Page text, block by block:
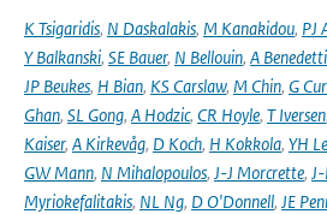
K Tsigaridis, N Daskalakis, M Kanakidou, PJ
Y Balkanski, SE Bauer, N Bellouin, A Benedetti
JP Beukes, H Bian, KS Carslaw, M Chin, G
Ghan, SL Gong, A Hodzic, CR Hoyle, T Iversen,
Kaiser, A Kirkevåg, D Koch, H Kokkola, YH
GW Mann, N Mihalopoulos, J-J Morcrette,
Myriokefalitakis, NL Ng, D O'Donnell, JE